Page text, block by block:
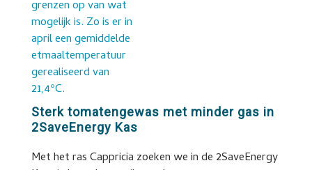
Sterk tomatengewas met minder gas in
2SaveEnergy Kas
Met het ras Cappricia zoeken we in de 2SaveEnergy